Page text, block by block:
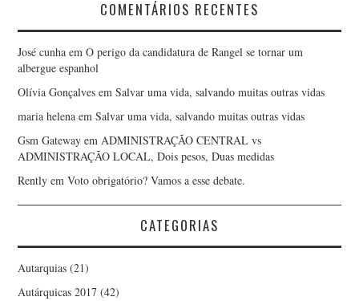
COMENTÁRIOS RECENTES
José cunha emO perigo da candidatura de Rangel se tornar um
albergue espanhol
Olívia Gonçalves emSalvar uma vida, salvando muitas outras vidas
maria helena emSalvar uma vida, salvando muitas outras vidas
Gsm Gateway emADMINISTRAÇÃO CENTRAL vs
ADMINISTRAÇÃO LOCAL, Dois pesos, Duas medidas
Rently emVoto obrigatório? Vamos a esse debate.
CATEGORIAS
Autarquias (21)
Autárquicas 2017 (42)